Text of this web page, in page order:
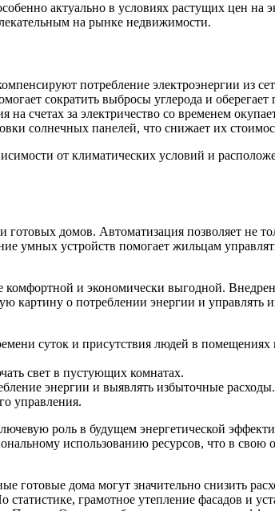
актуально в условиях растущих цен на
на рынке недвижимости.
потребление электроэнергии из
сократить выбросы углерода и оберегает
счетах за электричество со временем
солнечных панелей, что снижает их
от климатических условий и
домов. Автоматизация позволяет не
умных устройств помогает жильцам
комфортной и экономически выгодной.
картину о потреблении энергии и управлять
суток и присутствия людей в помещениях
свет в пустующих комнатах.
энергии и выявлять избыточные расходы.
управления.
роль в будущем энергетической
использованию ресурсов, что в свою
готовые дома могут значительно снизить
грамотное утепление фасадов и